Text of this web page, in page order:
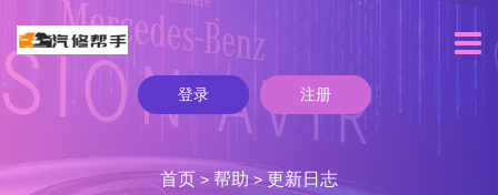
登录 注册
首页 > 帮助>更新日志